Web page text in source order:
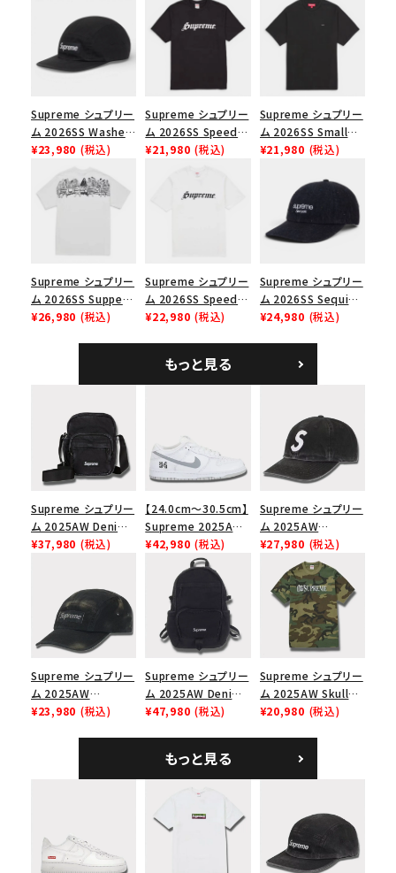
シーズンから探す
価格から探す
円
在庫のない商品を表示する
Supreme シュプリー
ム 2026SS Washed
Chino Twill Camp
Cap ウォッシュド チ
ノツイル キャンプキャ
ップ ブラック
¥23,980 (税込)
Supreme シュプリー
ム 2026SS Speed
Tee スピードTシャツ
¥21,980 (税込)
Supreme シュプリー
ム 2026SS Small
Box Tee スモールボ
¥21,980 (税込)
Supreme シュプリー
ム 2026SS Supper
Tee サパーTシャツ
¥26,980 (税込)
Supreme シュプリー
ム 2026SS Speed
Tee スピードTシャツ
¥22,980 (税込)
Supreme シュプリー
ム 2026SS Sequin
Denim Classic
シックロゴ 6パネルキ
ャップ ブラック
¥24,980 (税込)
もっと見る
Supreme シュプリー
ム 2025AW Denim
Shoulder Bag デニ
¥37,980 (税込)
【24.0cm～30.5cm】
Supreme 2025AW
Nike SB Dunk Low
ナイキ SB ダンク ロ
ー スニーカー ホワイ
¥42,980 (税込)
Supreme シュプリー
ム 2025AW
Pigment Coated
2-Tone S Logo 6-
Panel Cap ピグメン
トコーテッド 2トーン
エスロゴ 6パネルキャ
ップ ブラック
¥27,980 (税込)
Supreme シュプリー
ム 2025AW
Overdyed Camp
¥23,980 (税込)
Supreme シュプリー
ム 2025AW Denim
Backpack デニム バ
¥47,980 (税込)
Supreme シュプリー
ム 2025AW Skull
Tee スカル Tシャ
¥20,980 (税込)
もっと見る